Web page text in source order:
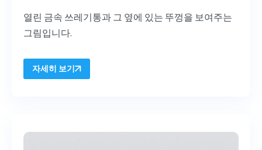
열린 금속 쓰레기통과 그 옆에 있는 뚜껑을 보여주는
그림입니다.
자세히 보기